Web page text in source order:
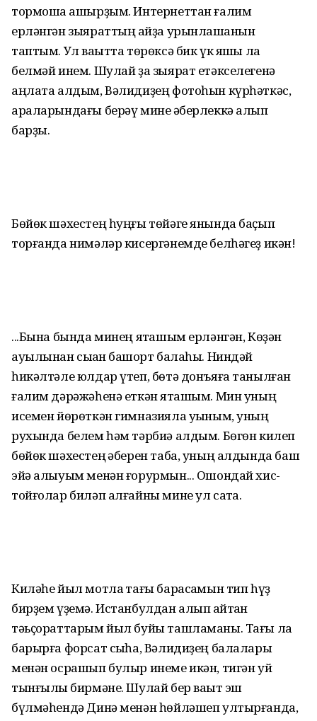
тормошҡа ашыр­ҙым. Интернеттан ғалим
ерләнгән зыярат­тың ҡайҙа урынлашҡанын
таптым. Ул ваҡытта төрөксә бик үк яҡшы ла
белмәй инем. Шулай ҙа зыярат етәк­се­легенә
аңлата алдым, Вәлидиҙең фотоһын күрһәткәс,
араларындағы берәү мине ҡәберлеккә алып
барҙы.
Бөйөк шәхестең һуңғы төйәге янында баҫып
торғанда нимәләр кисергә­немде белһәгеҙ икән!
...Бына бында минең яҡташым ерләнгән, Көҙән
ауылынан сыҡҡан башҡорт балаһы. Ниндәй
һикәлтәле юлдар үтеп, бөтә донъяға танылған
ғалим дәрәжәһенә еткән яҡташым. Мин уның
исемен йөрөткән гимназияла уҡыным, уның
рухында белем һәм тәрбиә алдым. Бөгөн килеп
бөйөк шәхестең ҡәберен таба, уның алдында баш
эйә алыуым менән ғорурмын... Ошондай хис-
тойғолар биләп алғайны мине ул саҡта.
Киләһе йыл мотлаҡ тағы бара­саҡ­мын тип һүҙ
бирҙем үҙемә. Истанбулдан алып ҡайтҡан
тәьҫорат­тарым йыл буйы ташламаны. Тағы ла
ба­рырға форсат сыҡһа, Вәли­диҙең балалары
менән осрашып бу­лыр инеме икән, тигән уй
тынғы­лыҡ бирмәне. Шулай бер ваҡыт эш
бүлмәһендә Динә менән һөйләшеп ултырғанда,